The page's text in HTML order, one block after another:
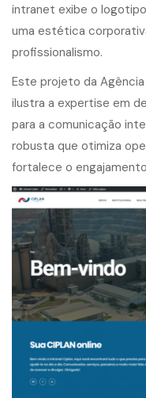
intranet exibe o
uma estética
profissionalismo.
Este projeto da Agência
ilustra a expertise em
para a comunicação
robusta que otimiza
fortalece o